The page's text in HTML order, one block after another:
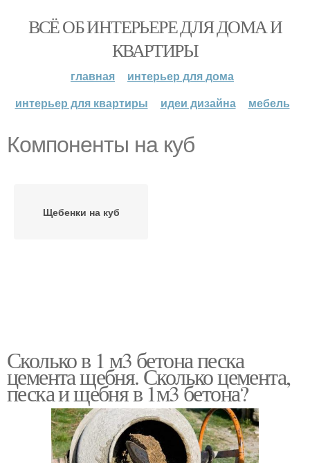
ВСЁ ОБ ИНТЕРЬЕРЕ ДЛЯ ДОМА И
КВАРТИРЫ
главная
интерьер для дома
интерьер для квартиры
идеи дизайна мебель
Компоненты на куб
Щебенки на куб
Сколько в 1 м3 бетона песка
цемента щебня. Сколько цемента,
песка и щебня в 1м3 бетона?